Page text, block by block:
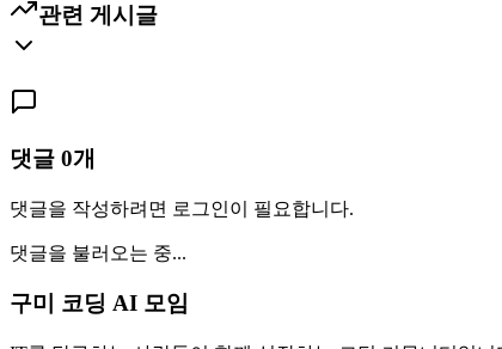
관련 게시글
댓글 0개
댓글을 작성하려면 로그인이 필요합니다.
댓글을 불러오는 중...
구미 코딩 AI 모임